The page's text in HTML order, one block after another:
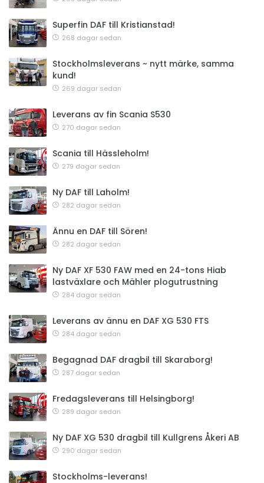
Superfin DAF till Kristianstad!
268 dagar sedan
Stockholmsleverans ~ nytt märke, samma
kund!
269 dagar sedan
Leverans av fin Scania S530
270 dagar sedan
Scania till Hässleholm!
279 dagar sedan
Ny DAF till Laholm!
282 dagar sedan
Ännu en DAF till Sören!
282 dagar sedan
Ny DAF XF 530 FAW med en 24-tons Hiab
lastväxlare och Mähler plogutrustning
284 dagar sedan
Leverans av ännu en DAF XG 530 FTS
284 dagar sedan
Begagnad DAF dragbil till Skaraborg!
287 dagar sedan
Fredagsleverans till Helsingborg!
289 dagar sedan
Ny DAF XG 530 dragbil till Kullgrens Åkeri AB
290 dagar sedan
Stockholms-leverans!